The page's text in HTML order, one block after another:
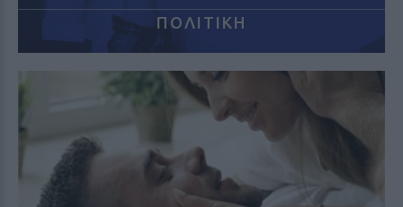
ΠΟΛΙΤΙΚΗ